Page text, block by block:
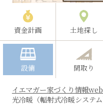
資金計画 土地探し
設備 間取り
イエマガー家づくり情報
光冷暖（輻射式冷暖システム